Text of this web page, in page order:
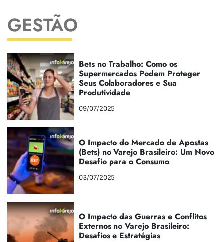
GESTÃO
Bets no Trabalho: Como os
Supermercados Podem Proteger
Seus Colaboradores e Sua
Produtividade
09/07/2025
O Impacto do Mercado de Apostas
(Bets) no Varejo Brasileiro: Um Novo
Desafio para o Consumo
03/07/2025
O Impacto das Guerras e Conflitos
Externos no Varejo Brasileiro:
Desafios e Estratégias